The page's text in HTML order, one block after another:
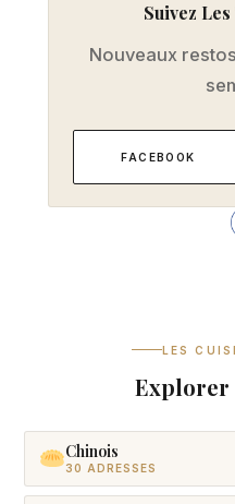
Suivez Les
Nouveaux
FACEBOOK
LES
Explorer
Chinois
30 ADRESSES